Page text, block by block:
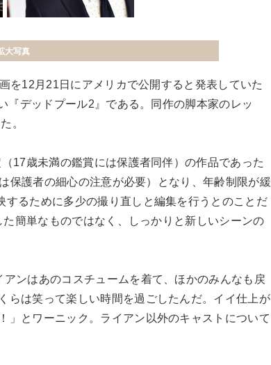
大写真
を12月21日にアメリカで公開すると発表していた
『デッドプール2』である。同作の脚本家のレッ
。
17歳未満の鑑賞には保護者同伴）の作品であった
保護者の細心の注意が必要）となり、年齢制限が緩
るために多少の撮り直しと編集を行うとのことだ
簡単なものではなく、しっかりと新しいシーンの
ンはあのコスチュームを着て、ほかのみんなも戻
らは笑って楽しい時間を過ごしたんだ。イイ仕上が
」とワーニック。ライアン以外のキャストについて